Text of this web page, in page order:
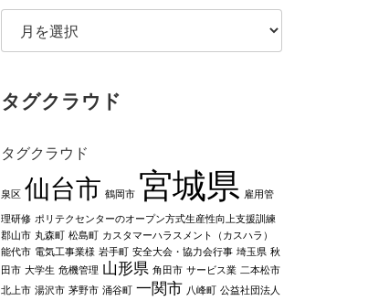
タグクラウド
タグクラウド
泉区 仙台市 鶴岡市 宮城県 雇用管
理研修 ポリテクセンターのオープン方式生産性向上支援訓練
郡山市 丸森町 松島町 カスタマーハラスメント（カスハラ）
能代市 電気工事業様 岩手町 安全大会・協力会行事 埼玉県 秋
田市 大学生 危機管理 山形県 角田市 サービス業 二本松市
北上市 湯沢市 茅野市 涌谷町 一関市 八峰町 公益社団法人